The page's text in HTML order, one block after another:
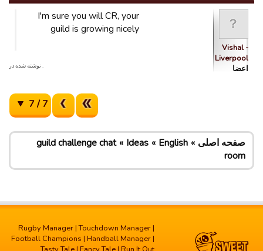
Vishal -
Liverpool
اعضا
I'm sure you will CR, your
guild is growing nicely
. نوشته شده در
7 / 7
صفحه اصلی English
Ideas
guild challenge chat
room
Rugby Manager |Touchdown Manager |
Football Champions | Handball Manager |